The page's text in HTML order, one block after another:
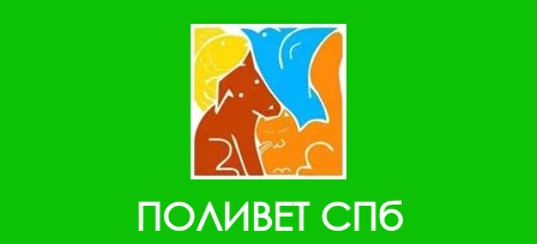
ПОЛИВЕТ СПб